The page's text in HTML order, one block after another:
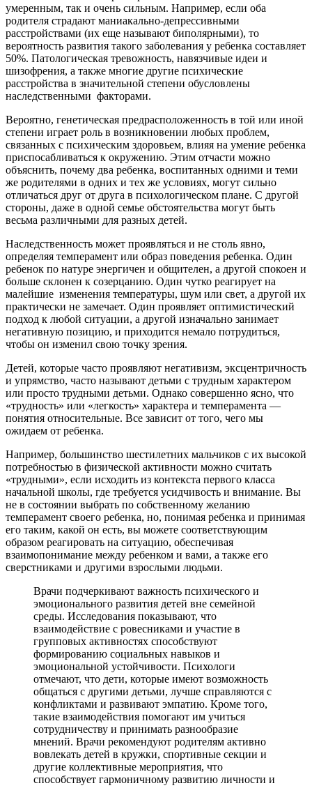
умеренным, так и очень сильным. Например, если оба
родителя страдают маниакально-депрессивными
расстройствами (их еще называют биполярными), то
вероятность развития такого заболевания у ребенка составляет
50%. Патологическая тревожность, навязчивые идеи и
шизофрения, а также многие другие психические
расстройства в значительной степени обусловлены
наследственными факторами.
Вероятно, генетическая предрасположенность в той или иной
степени играет роль в возникновении любых проблем,
связанных с психическим здоровьем, влияя на умение ребенка
приспосабливаться к окружению. Этим отчасти можно
объяснить, почему два ребенка, воспитанных одними и теми
же родителями в одних и тех же условиях, могут сильно
отличаться друг от друга в психологическом плане. С другой
стороны, даже в одной семье обстоятельства могут быть
весьма различными для разных детей.
Наследственность может проявляться и не столь явно,
определяя темперамент или образ поведения ребенка. Один
ребенок по натуре энергичен и общителен, а другой спокоен и
больше склонен к созерцанию. Один чутко реагирует на
малейшие изменения температуры, шум или свет, а другой их
практически не замечает. Один проявляет оптимистический
подход к любой ситуации, а другой изначально занимает
негативную позицию, и приходится немало потрудиться,
чтобы он изменил свою точку зрения.
Детей, которые часто проявляют негативизм, эксцентричность
и упрямство, часто называют детьми с трудным характером
или просто трудными детьми. Однако совершенно ясно, что
«трудность» или «легкость» характера и темперамента —
понятия относительные. Все зависит от того, чего мы
ожидаем от ребенка.
Например, большинство шестилетних мальчиков с их высокой
потребностью в физической активности можно считать
«трудными», если исходить из контекста первого класса
начальной школы, где требуется усидчивость и внимание. Вы
не в состоянии выбрать по собственному желанию
темперамент своего ребенка, но, понимая ребенка и принимая
его таким, какой он есть, вы можете соответствующим
образом реагировать на ситуацию, обеспечивая
взаимопонимание между ребенком и вами, а также его
сверстниками и другими взрослыми людьми.
Врачи подчеркивают важность психического и
эмоционального развития детей вне семейной
среды. Исследования показывают, что
взаимодействие с ровесниками и участие в
групповых активностях способствуют
формированию социальных навыков и
эмоциональной устойчивости. Психологи
отмечают, что дети, которые имеют возможность
общаться с другими детьми, лучше справляются с
конфликтами и развивают эмпатию. Кроме того,
такие взаимодействия помогают им учиться
сотрудничеству и принимать разнообразие
мнений. Врачи рекомендуют родителям активно
вовлекать детей в кружки, спортивные секции и
другие коллективные мероприятия, что
способствует гармоничному развитию личности и